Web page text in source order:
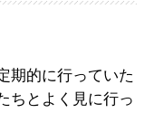
期的に行っていた
ちとよく見に行っ